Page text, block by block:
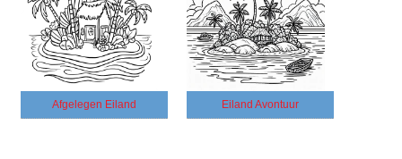
Afgelegen Eiland Eiland Avontuur